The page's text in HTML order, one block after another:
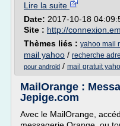
Lire la suite
Date: 2017-10-18
Site : http://
Thèmes liés : yahoo mail
mail yahoo / recherche
pour android / mail gratuit
MailOrange :
Jepige.com
Avec le MailOrange,